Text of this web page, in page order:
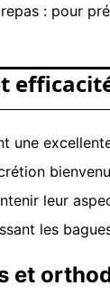
: pour
une
leur
les
et